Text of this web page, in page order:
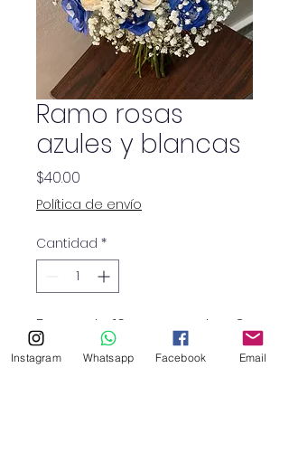
Ramo rosas
azules y blancas
$40.00
Política de envío
Cantidad *
Ramo de 12 rosas azules, 6
rosas blancas y baby
breath.
Instagram Whatsapp Facebook Email